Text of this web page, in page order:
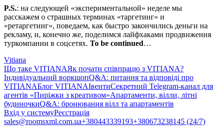
P.S.: на следующей «экспериментальной» неделе мы
расскажем о страшных терминах «таргетинг» и
«ретаргетинг», поведаем, как быстро закончились деньги на
рекламу, и, конечно же, поделимся лайфхаками продвижения
туркомпании в соцсетях. To be continued…
Vitiana
Що таке VITIANAЯк почати співпрацю з VITIANA?
Індивідуальний воркшопQ&A: питання та відповіді про
VITIANAБлог VITIANAІвентиСекретний Telegram-канал для
агентів «Пиріжки з креативом»Апартаменти, вілли, літні
будиночкиQ&A: бронювання вілл та апартаментів
Вхід у системуРеєстрація
sales@roomsxml.com.ua+380443339193+380673238145 (24/7)